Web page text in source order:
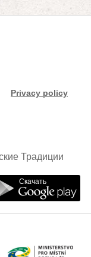
Privacy policy
Традиции
Скачать